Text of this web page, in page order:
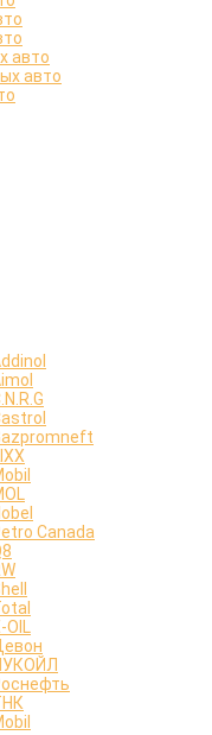
авто
авто
Canada